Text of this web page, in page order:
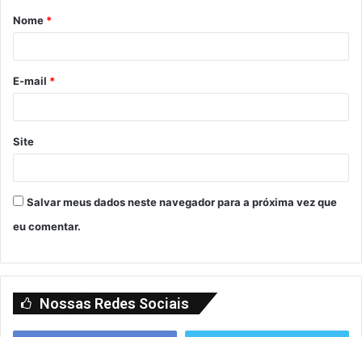
Nome *
E-mail *
Site
Salvar meus dados neste navegador para a próxima vez que
eu comentar.
Nossas Redes Sociais